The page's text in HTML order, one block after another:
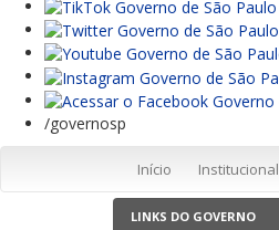
/governosp
Início Institucional